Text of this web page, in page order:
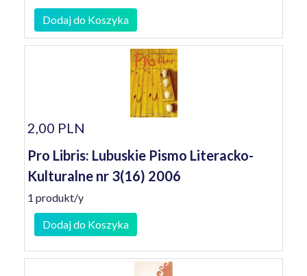
Dodaj do Koszyka
2,00 PLN
Pro Libris: Lubuskie Pismo Literacko-
Kulturalne nr 3(16) 2006
1 produkt/y
Dodaj do Koszyka